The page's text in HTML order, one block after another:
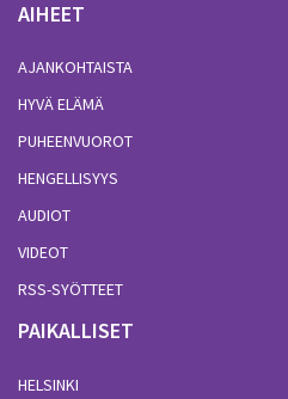
AIHEET
AJANKOHTAISTA
HYVÄ ELÄMÄ
PUHEENVUOROT
HENGELLISYYS
AUDIOT
VIDEOT
RSS-SYÖTTEET
PAIKALLISET
HELSINKI